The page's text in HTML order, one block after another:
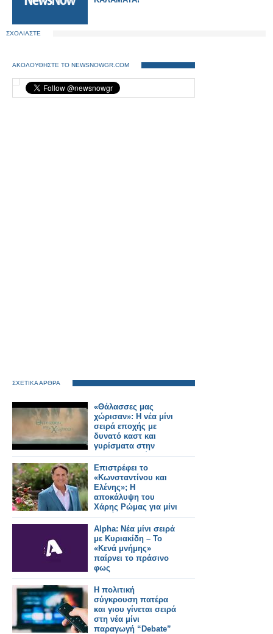
ΣΧΟΛΙΑΣΤΕ
ΑΚΟΛΟΥΘΗΣΤΕ ΤΟ NEWSNOWGR.COM
ΣΧΕΤΙΚΑ ΑΡΘΡΑ
«Θάλασσες μας
χώρισαν»: Η νέα μίνι
σειρά εποχής με
δυνατό καστ και
γυρίσματα στην
Κωνσταντινούπολη -
Δείτε το τρέιλερ
Επιστρέφει το
«Κωνσταντίνου και
Ελένης»; Η
αποκάλυψη του
Χάρης Ρώμας για μίνι
σειρά
Alpha: Νέα μίνι σειρά
με Κυριακίδη – Το
«Κενά μνήμης»
παίρνει το πράσινο
φως
Η πολιτική
σύγκρουση πατέρα
και γιου γίνεται σειρά
στη νέα μίνι
παραγωγή “Debate”